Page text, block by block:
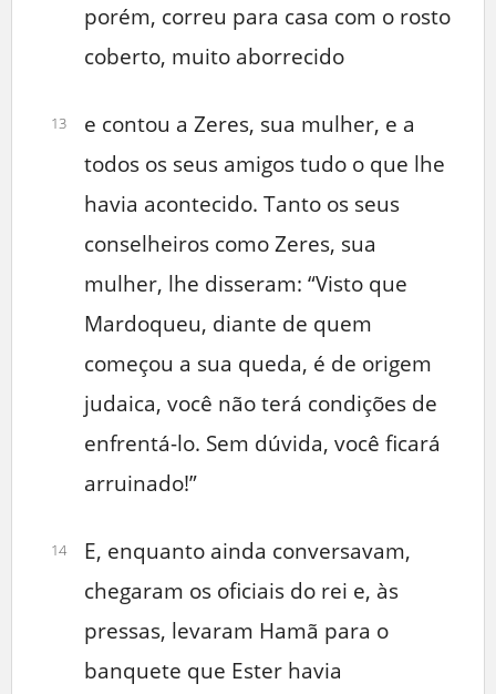
porém, correu para casa com o rosto
coberto, muito aborrecido
13
e contou a Zeres, sua mulher, e a
todos os seus amigos tudo o que lhe
havia acontecido. Tanto os seus
conselheiros como Zeres, sua
mulher, lhe disseram: “Visto que
Mardoqueu, diante de quem
começou a sua queda, é de origem
judaica, você não terá condições de
enfrentá-lo. Sem dúvida, você ficará
arruinado!”
14
E, enquanto ainda conversavam,
chegaram os oficiais do rei e, às
pressas, levaram Hamã para o
banquete que Ester havia